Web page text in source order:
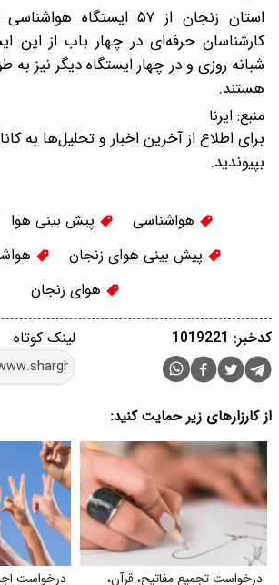
استان زنجان از ۵۷ ایستگاه
کارشناسان حرفه‌ای در چهار باب از این
هستند.
منبع: ایرنا
برای اطلاع از آخرین اخبار و تحلیل‌ها به
بپیوندید.
هواشناسی پیش بینی هوا
پیش بینی هوای زنجان
هوای زنجان
لینک کوتاه کدخبر: 1019221
از کارزارهای زیر حمایت کنید:
درخواست تجمیع مفاتیح، قرآن، درخواست